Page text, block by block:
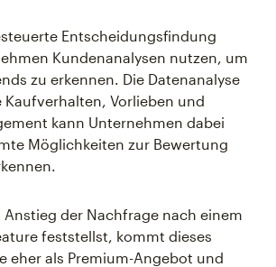
Entscheidungsfindung
Kundenanalysen nutzen, um
zu erkennen. Die Datenanalyse
Kaufverhalten, Vorlieben und
kann Unternehmen dabei
Möglichkeiten zur Bewertung
Anstieg der Nachfrage nach einem
feststellst, kommt dieses
eher als Premium-Angebot und